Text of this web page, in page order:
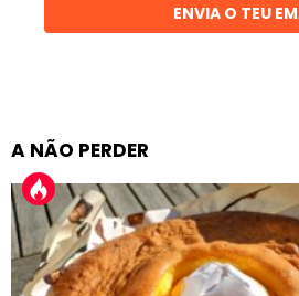
ENVIA O TEU
A NÃO PERDER